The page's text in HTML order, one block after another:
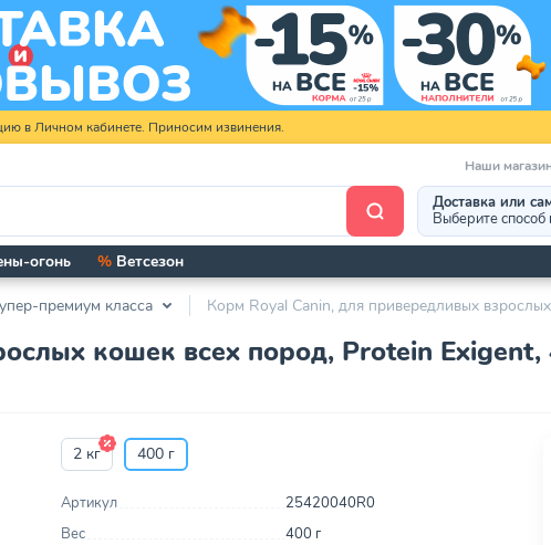
в Личном кабинете. Приносим извинения.
Наши
Доставка или
Выберите способ
огонь % Ветсезон
премиум класса Корм Royal Canin, для привередливых
кошек всех пород, Protein Exigent,
2 кг 400 г
Артикул
25420040R0
Вес
400 г